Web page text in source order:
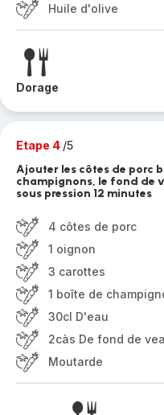
Huile d'olive
Dorage
Etape 4 /5
Ajouter les côtes de porc
champignons, le fond de
sous pression 12 minutes
4 côtes de porc
1 oignon
3 carottes
1 boîte de
30cl D'eau
2càs De fond de
Moutarde